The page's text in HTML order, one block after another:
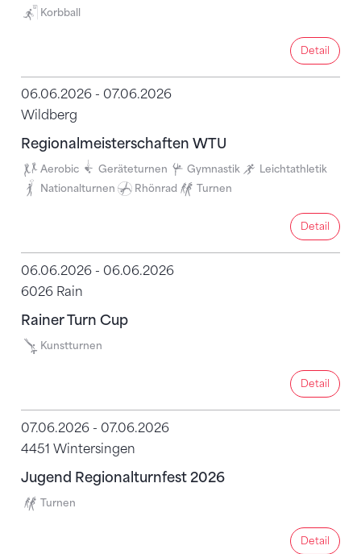
Korbball
Detail Detail
06.06.2026 - 07.06.2026
Wildberg
Regionalmeisterschaften WTU
Aerobic Geräteturnen Gymnastik
Leichtathletik
Nationalturnen
Rhönrad Turnen
Detail Detail
06.06.2026 - 06.06.2026
6026 Rain
Rainer Turn Cup
Kunstturnen
Detail Detail
07.06.2026 - 07.06.2026
4451 Wintersingen
Jugend Regionalturnfest 2026
Turnen
Detail Detail